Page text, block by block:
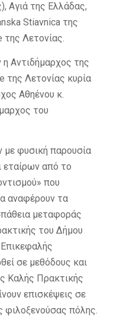
Αγιά της Ελλάδας,
Stiavnica της
της Λετονίας.
η Αντιδήμαρχος της
της Λετονίας κυρία
Αθηένου κ.
του
φυσική παρουσία
εταίρων από το
που
αναφέρουν τα
μεταφοράς
του Δήμου
σε μεθόδους και
Καλής Πρακτικής
επισκέψεις σε
φιλοξενούσας πόλης.